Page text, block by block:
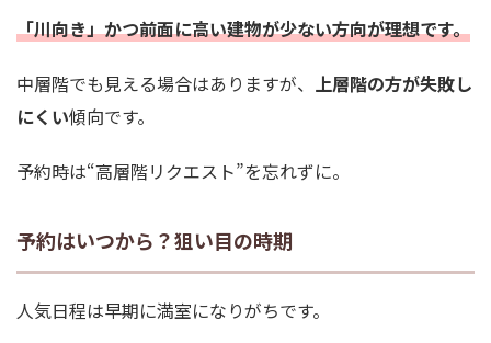
「川向き」かつ前面に高い建物が少ない方向が理想です。
中層階でも見える場合はありますが、 上層階の方が失敗し
にくい傾向です。
予約時は“高層階リクエスト”を忘れずに。
予約はいつから？狙い目の時期
人気日程は早期に満室になりがちです。